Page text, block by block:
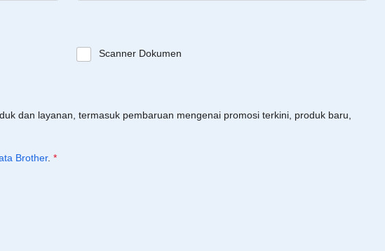
Scanner Dokumen
dan layanan, termasuk pembaruan mengenai promosi terkini, produk baru,
Brother. *